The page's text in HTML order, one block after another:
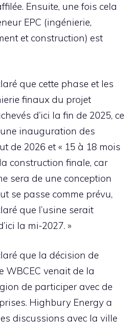
Ensuite, une fois cela
EPC (ingénierie,
et construction) est
que cette phase et les
finaux du projet
d’ici la fin de 2025, ce
inauguration des
de 2026 et « 15 à 18 mois
construction finale, car
sera de une conception
se passe comme prévu,
que l’usine serait
la mi-2027. »
que la décision de
WBCEC venait de la
de participer avec de
Highbury Energy a
discussions avec la ville